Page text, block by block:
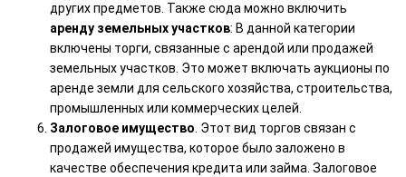
других предметов. Также сюда можно включить
аренду земельных участков: В данной категории
включены торги, связанные с арендой или продажей
земельных участков. Это может включать аукционы по
аренде земли для сельского хозяйства, строительства,
промышленных или коммерческих целей.
Залоговое имущество. Этот вид торгов связан с
продажей имущества, которое было заложено в
качестве обеспечения кредита или займа. Залоговое